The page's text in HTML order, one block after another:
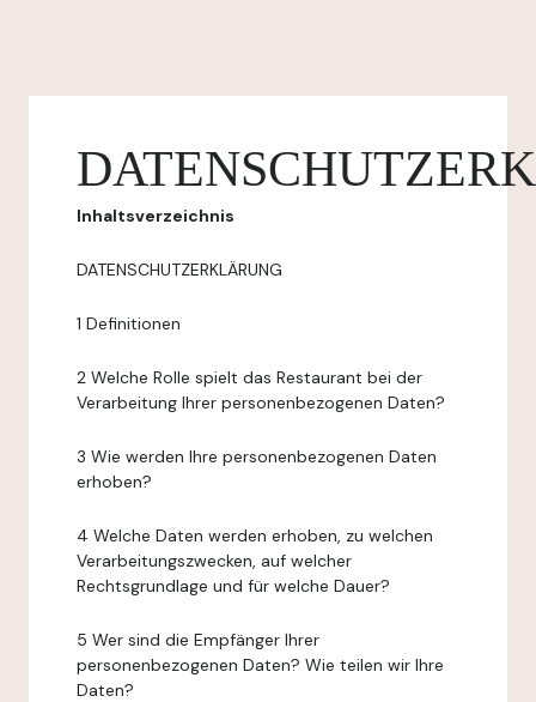
Inhaltsverzeichnis
DATENSCHUTZERKLÄRUNG
1 Definitionen
2 Welche Rolle spielt das Restaurant bei der
Verarbeitung Ihrer personenbezogenen Daten?
3 Wie werden Ihre personenbezogenen Daten
erhoben?
4 Welche Daten werden erhoben, zu welchen
Verarbeitungszwecken, auf welcher
Rechtsgrundlage und für welche Dauer?
5 Wer sind die Empfänger Ihrer
personenbezogenen Daten? Wie teilen wir Ihre
Daten?